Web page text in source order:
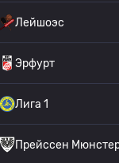
Лейшоэс
Эрфурт
Лига 1
Прейссен